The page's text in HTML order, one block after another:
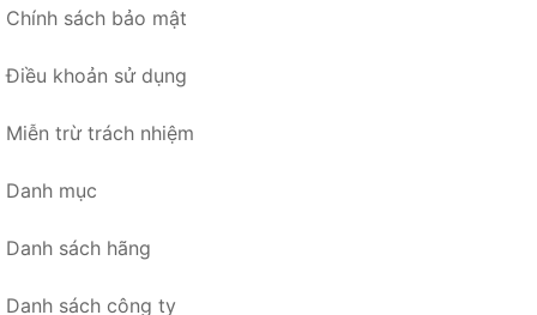
Chính sách bảo mật
Điều khoản sử dụng
Miễn trừ trách nhiệm
Danh mục
Danh sách hãng
Danh sách công ty